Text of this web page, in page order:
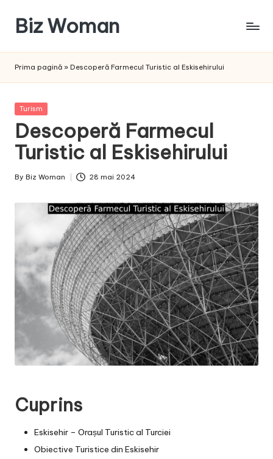
content
Biz Woman
succesul
Prima pagină » Descoperă Farmecul Turistic al Eskisehirului
Posted
Turism
Descoperă Farmecul
Turistic al Eskisehirului
Posted
By Biz Woman 28 mai 2024
Cuprins
Eskisehir – Orașul Turistic al Turciei
Obiective Turistice din Eskisehir